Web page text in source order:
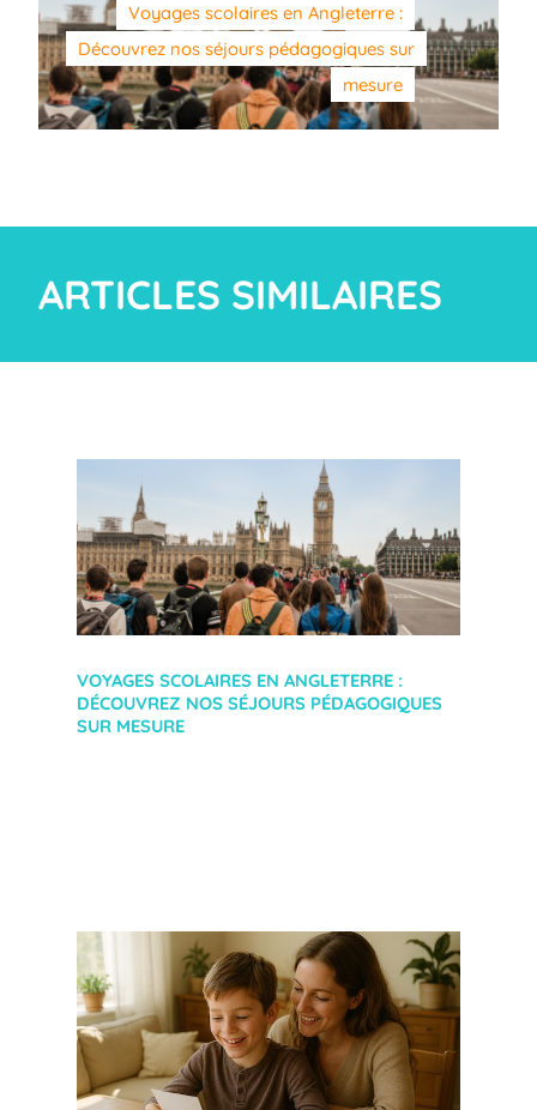
Voyages scolaires en Angleterre :
Découvrez nos séjours pédagogiques sur
mesure
ARTICLES SIMILAIRES
VOYAGES SCOLAIRES EN ANGLETERRE :
DÉCOUVREZ NOS SÉJOURS PÉDAGOGIQUES
SUR MESURE